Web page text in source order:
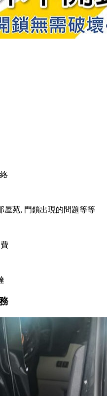
屋苑, 門鎖出現的問題等等